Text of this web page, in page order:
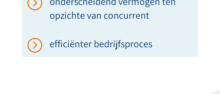
opzichte van concurrent
= efficiënter bedrijfsproces